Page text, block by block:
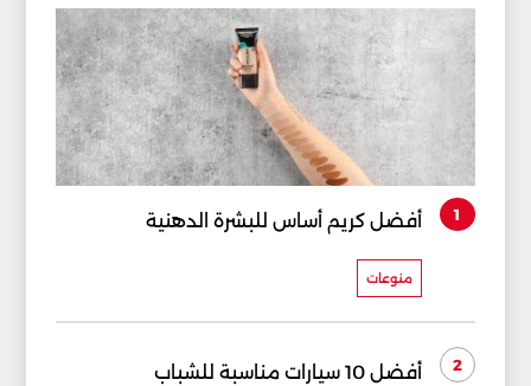
1 أفضل كريم أساس للبشرة الدهنية
منوعات
2 أفضل 10 سيارات مناسبة للشباب